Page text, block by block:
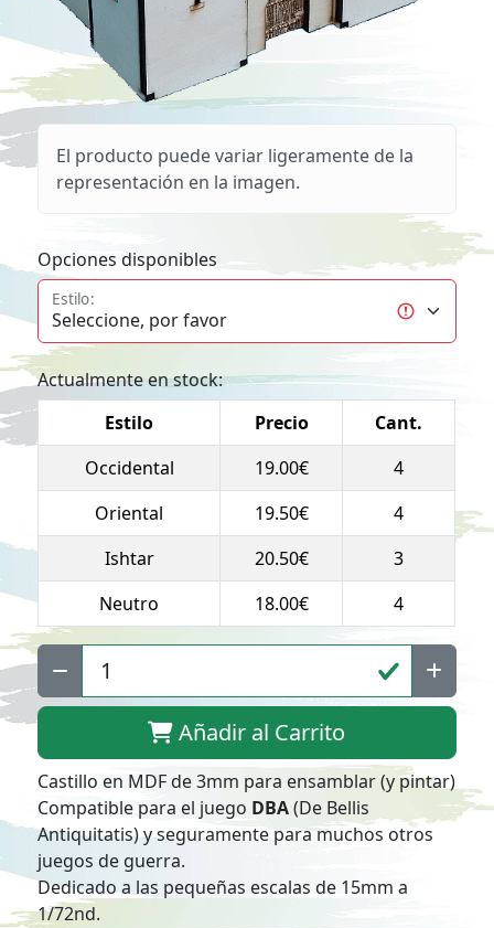
El producto puede variar ligeramente de la
representación en la imagen.
Opciones disponibles
Estilo:
Actualmente en stock:
Estilo
Precio
Cant.
Occidental
19.00€
4
Oriental
19.50€
4
Ishtar
20.50€
3
Neutro
18.00€ 4
Cant:
Añadir al Carrito
Castillo en MDF de 3mm para ensamblar (y pintar)
Compatible para el juego DBA(De Bellis
Antiquitatis) y seguramente para muchos otros
juegos de guerra.
Dedicado a las pequeñas escalas de 15mm a
1/72nd.